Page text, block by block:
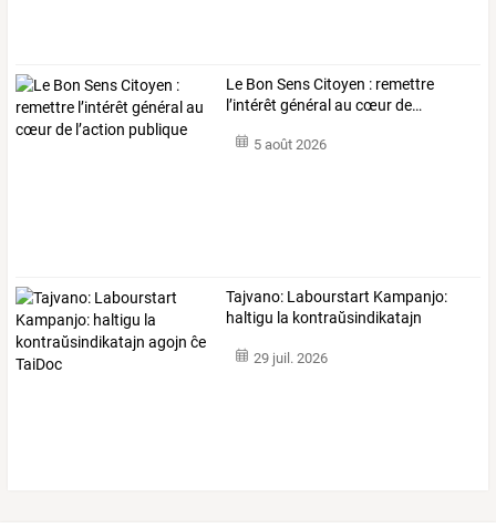
Le Bon SensCitoyen : remettre
l’intérêt généralau cœurde…
5 août 2026
Tajvano: Labourstart Kampanjo:
haltigu la kontraŭsindikatajn
29 juil. 2026